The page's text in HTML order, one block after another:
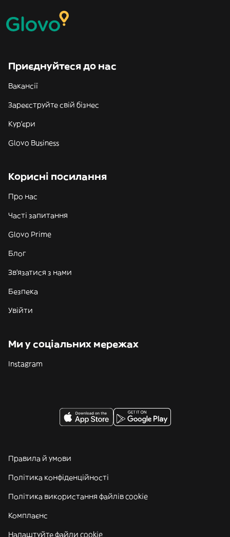
Приєднуйтеся до нас
Вакансії
Зареєструйте свій бізнес
Кур'єри
Glovo Business
Корисні посилання
Про нас
Часті запитання
Glovo Prime
Блог
Зв'язатися з нами
Безпека
Увійти
Ми у соціальних мережах
Instagram
Правила й умови
Політика конфіденційності
Політика використання файлів cookie
Комплаєнс
Налаштуйте файли cookie